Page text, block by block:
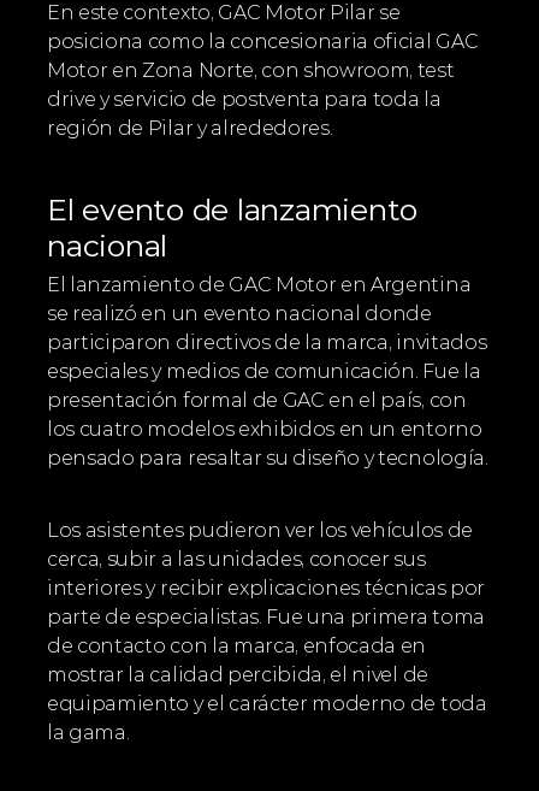
En este contexto, GAC Motor Pilar se
posiciona como la concesionaria oficial GAC
Motor en Zona Norte, con showroom, test
drive y servicio de postventa para toda la
región de Pilar y alrededores.
El evento de lanzamiento
nacional
El lanzamiento de GAC Motor en Argentina
se realizó en un evento nacional donde
participaron directivos de la marca, invitados
especiales y medios de comunicación. Fue la
presentación formal de GAC en el país, con
los cuatro modelos exhibidos en un entorno
pensado para resaltar su diseño y tecnología.
Los asistentes pudieron ver los vehículos de
cerca, subir a las unidades, conocer sus
interiores y recibir explicaciones técnicas por
parte de especialistas. Fue una primera toma
de contacto con la marca, enfocada en
mostrar la calidad percibida, el nivel de
equipamiento y el carácter moderno de toda
la gama.